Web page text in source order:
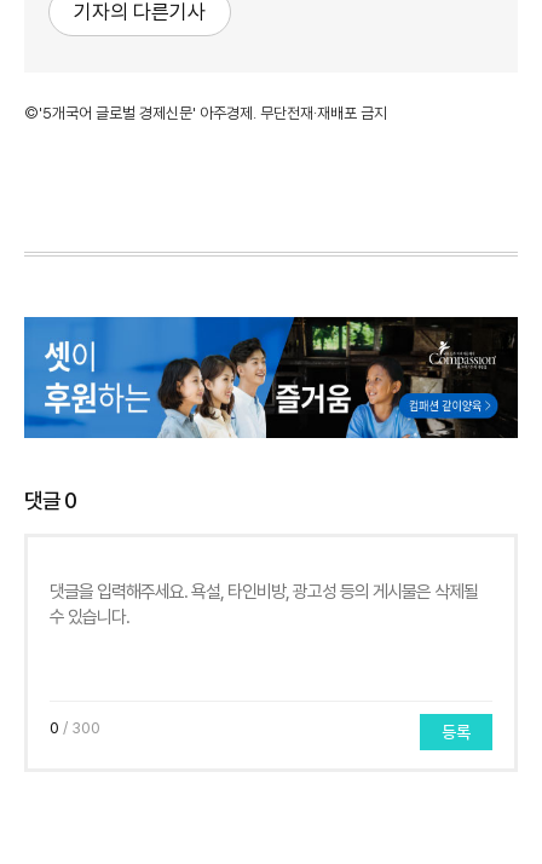
기자의 다른기사
©'5개국어 글로벌 경제신문' 아주경제. 무단전재·재배포 금지
댓글0
0 / 300 등록